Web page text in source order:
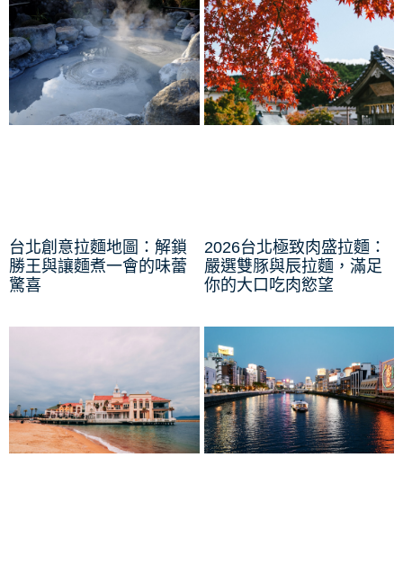
台北創意拉麵地圖：解鎖
勝王與讓麵煮一會的味蕾
驚喜
2026台北極致肉盛拉麵：
嚴選雙豚與辰拉麵，滿足
你的大口吃肉慾望